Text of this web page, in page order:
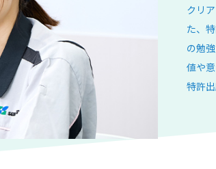
クリ
た、
の勉
値や
特許